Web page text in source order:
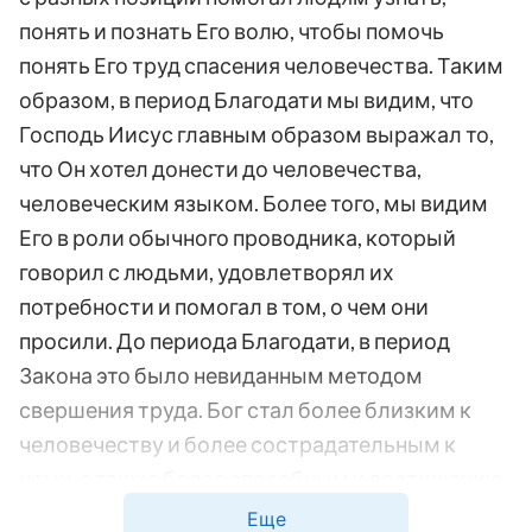
понять и познать Его волю, чтобы помочь
понять Его труд спасения человечества. Таким
образом, в период Благодати мы видим, что
Господь Иисус главным образом выражал то,
что Он хотел донести до человечества,
человеческим языком. Более того, мы видим
Его в роли обычного проводника, который
говорил с людьми, удовлетворял их
потребности и помогал в том, о чем они
просили. До периода Благодати, в период
Закона это было невиданным методом
свершения труда. Бог стал более близким к
человечеству и более сострадательным к
практических результатов, как в форме, так и в
Еще